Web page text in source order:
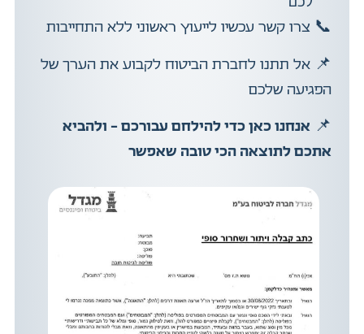
📞 צרו קשר עכשיו לייעוץ ראשוני ללא התחייבות
📌 אל תתנו לחברת הביטוח לקבוע את הערך של
הפגיעה שלכם
📌 אנחנו כאן כדי להילחם עבורכם – ולהביא
אתכם לתוצאה הכי טובה שאפשר